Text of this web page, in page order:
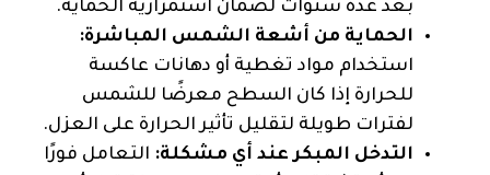
بعد عدة سنوات لضمان استمرارية الحماية.
الحماية من أشعة الشمس المباشرة:
استخدام مواد تغطية أو دهانات عاكسة
للحرارة إذا كان السطح معرضًا للشمس
لفترات طويلة لتقليل تأثير الحرارة على العزل.
التدخل المبكر عند أي مشكلة: التعامل فورًا